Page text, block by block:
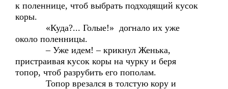
к поленнице, чтоб выбрать подходящий кусок
коры.
«Куда?... Голые!» догнало их уже
около поленницы.
– Уже идем! – крикнул Женька,
пристраивая кусок коры на чурку и беря
топор, чтоб разрубить его пополам.
Топор врезался в толстую кору и